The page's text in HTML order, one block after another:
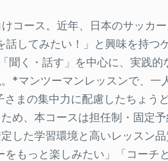
コース。近年、日本のサッカー
してみたい！」と興味を持つ
聞く・話す」を中心に、実践的
*マンツーマンレッスンで、一
まの集中力に配慮したちょう
め、本コースは担任制・固定
した学習環境と高いレッスン品
もっと楽しみたい」「コーチ